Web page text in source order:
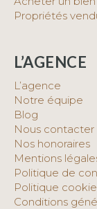
Propriétés
L’AGENCE
L’agence
Notre équipe
Blog
Nous contacter
Nos honoraires
Mentions
Politique de
Politique
Conditions